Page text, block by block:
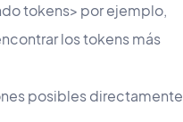
tokens> por ejemplo,
los tokens más
posibles directamente